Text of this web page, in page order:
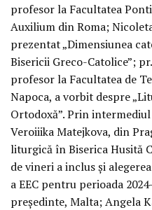
profesor la Facultatea
Auxilium din Roma;
prezentat „Dimensiunea
Bisericii Greco-Catolice”;
profesor la Facultatea de
Napoca, a vorbit despre
Ortodoxă”. Prin
Veroiiika Matejkova, din
liturgică în Biserica Husită
de vineri a inclus și
a EEC pentru perioada
președinte, Malta; Angela